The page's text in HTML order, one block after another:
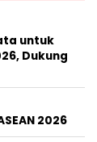
untuk
Dukung
2026